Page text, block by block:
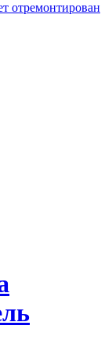
отремонтирован